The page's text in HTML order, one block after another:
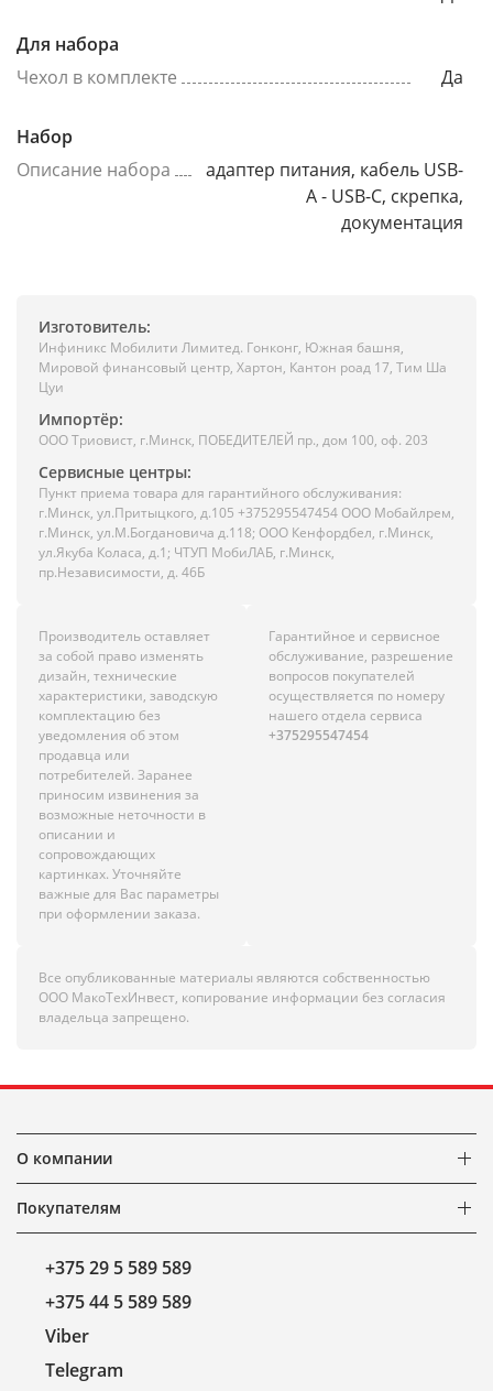
Для набора
Чехол в комплекте
Да
Набор
Описание набора
адаптер питания, кабель USB-
A - USB-C, скрепка,
документация
Изготовитель:
Инфиникс Мобилити Лимитед. Гонконг, Южная башня,
Мировой финансовый центр, Хартон, Кантон роад 17, Тим Ша
Цуи
Импортёр:
ООО Триовист, г.Минск, ПОБЕДИТЕЛЕЙ пр., дом 100, оф. 203
Сервисные центры:
Пункт приема товара для гарантийного обслуживания:
г.Минск, ул.Притыцкого, д.105 +375295547454 ООО Мобайлрем,
г.Минск, ул.М.Богдановича д.118; ООО Кенфордбел, г.Минск,
ул.Якуба Коласа, д.1; ЧТУП МобиЛАБ, г.Минск,
пр.Независимости, д. 46Б
Производитель оставляет
за собой право изменять
дизайн, технические
характеристики, заводскую
комплектацию без
уведомления об этом
продавца или
потребителей. Заранее
приносим извинения за
возможные неточности в
описании и
сопровождающих
картинках. Уточняйте
важные для Вас параметры
при оформлении заказа.
Гарантийное и сервисное
обслуживание, разрешение
вопросов покупателей
осуществляется по номеру
нашего отдела сервиса
+375295547454
Все опубликованные материалы являются собственностью
ООО МакоТехИнвест, копирование информации без согласия
владельца запрещено.
О компании
Покупателям
+375 29 5 589 589
+375 44 5 589 589
Viber
Telegram